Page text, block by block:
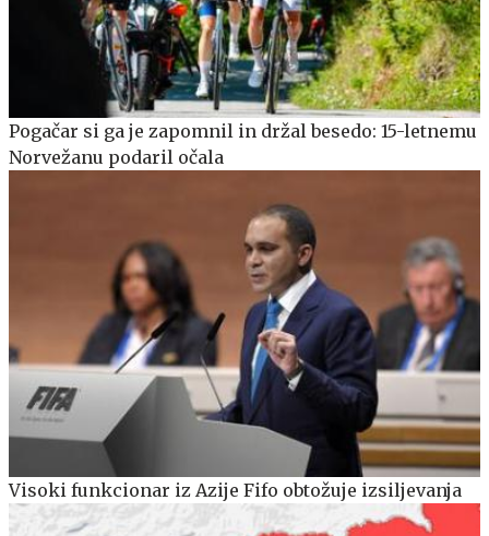
Pogačar si ga je zapomnil in držal besedo: 15-letnemu
Norvežanu podaril očala
Visoki funkcionar iz Azije Fifo obtožuje izsiljevanja